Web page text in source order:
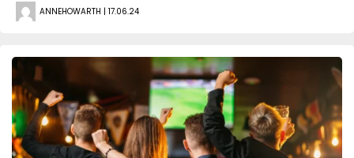
ANNEHOWARTH | 17.06.24